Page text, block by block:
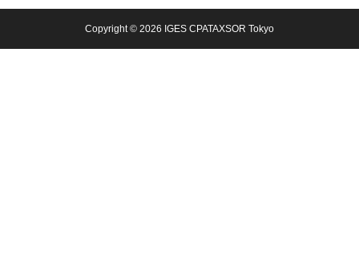
Copyright © 2026 IGES CPATAXSOR Tokyo